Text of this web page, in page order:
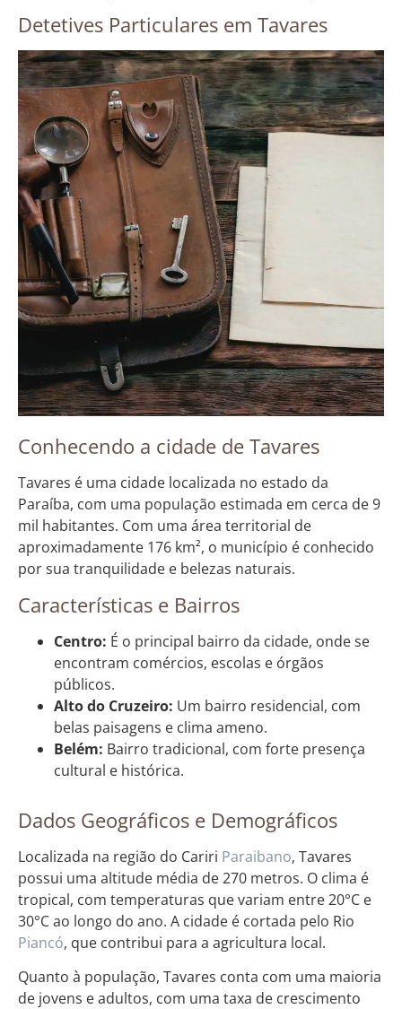
Detetives Particulares em Tavares
Conhecendo a cidade de Tavares
Tavares é uma cidade localizada no estado da
Paraíba, com uma população estimada em cerca de 9
mil habitantes. Com uma área territorial de
aproximadamente 176 km², o município é conhecido
por sua tranquilidade e belezas naturais.
Características e Bairros
Centro: É o principal bairro da cidade, onde se
encontram comércios, escolas e órgãos
públicos.
Alto do Cruzeiro: Um bairro residencial, com
belas paisagens e clima ameno.
Belém: Bairro tradicional, com forte presença
cultural e histórica.
Dados Geográficos e Demográficos
Localizada na região do Cariri Paraibano, Tavares
possui uma altitude média de 270 metros. O clima é
tropical, com temperaturas que variam entre 20°C e
30°C ao longo do ano. A cidade é cortada pelo Rio
Piancó, que contribui para a agricultura local.
Quanto à população, Tavares conta com uma maioria
de jovens e adultos, com uma taxa de crescimento